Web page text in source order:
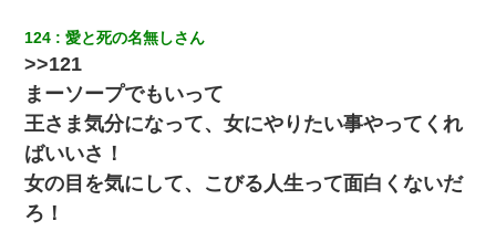
【衝撃】職場に入って来た綺麗な新人さんに職場を案内すること
に → 新人「ドンッ！」私「！？」→ 突然、突き飛ばされて左手
の甲を踏みつけられて…
【クズ】昔、兄がお見合いして「ブスすぎｗｗｗ」と断った女性
が、兄の同級生と結婚。それを知った兄は荒れ狂い、｢嫁さん、俺
のお古ですが気分はどう？」とメールを送った→
裁判官「お互いに最後に言いたいことはありますか」バカ夫
「…」A「夫を一発殴らせてほしい」裁判官「どうぞ」
124 愛と死の名無しさん
>>121
まーソープでもいって
王さま気分になって、女にやりたい事やってくれ
ばいいさ！
女の目を気にして、こびる人生って面白くないだ
ろ！